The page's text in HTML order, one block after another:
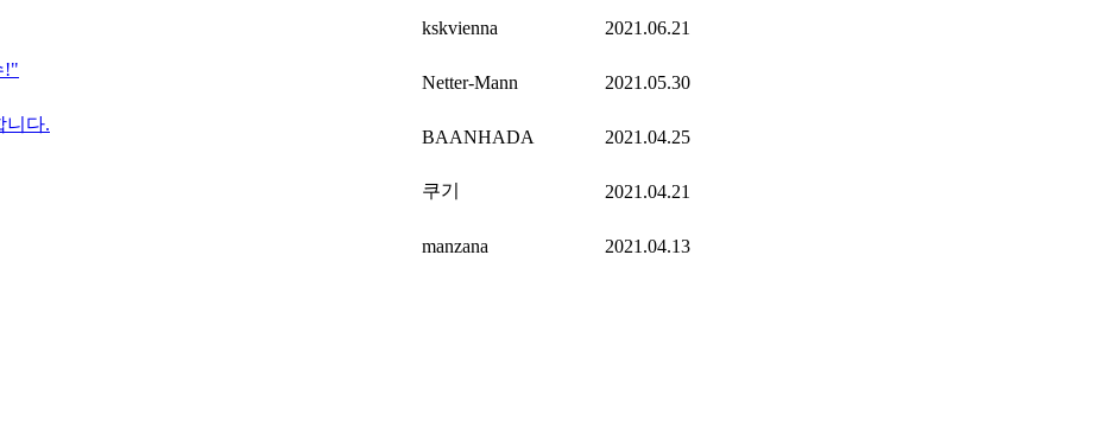
kskvienna 2021.06.21
!"
Netter-Mann 2021.05.30
니다.
BAANHADA 2021.04.25
쿠기 2021.04.21
manzana 2021.04.13